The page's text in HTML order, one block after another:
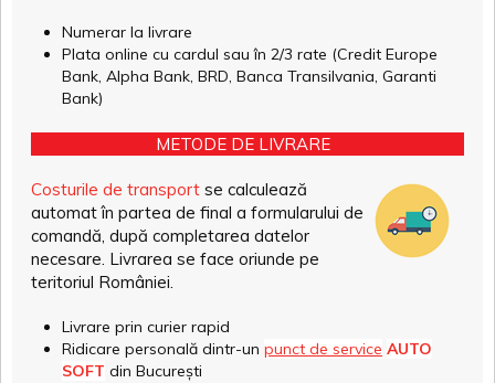
Numerar la livrare
Plata online cu cardul sau în 2/3 rate (Credit Europe
Bank, Alpha Bank, BRD, Banca Transilvania, Garanti
Bank)
METODE DE LIVRARE
Costurile de transport se calculează
automat în partea de final a formularului de
comandă, după completarea datelor
necesare. Livrarea se face oriunde pe
teritoriul României.
Livrare prin curier rapid
Ridicare personală dintr-un punct de service AUTO
SOFT din București